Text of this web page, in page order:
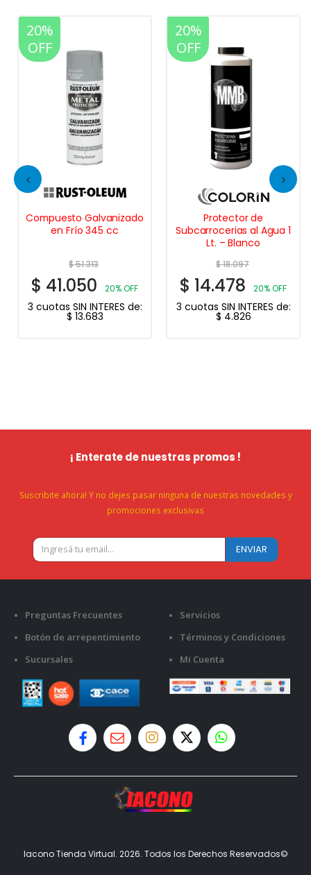
20%
OFF
Compuesto Galvanizado
en Frío 345 cc
$51.313
$ 41.050 20% OFF
3 cuotas SIN INTERES de:
$ 13.683
20%
OFF
Protector de
Subcarrocerias al Agua 1
Lt. – Blanco
$18.097
$ 14.478 20% OFF
3 cuotas SIN INTERES de:
$ 4.826
¡ Enterate de nuestras promos !
Suscribite ahora! Y no dejes pasar ninguna de nuestras novedades y
promociones exclusivas
Preguntas Frecuentes
Botón de arrepentimiento
Sucursales
Servicios
Términos y Condiciones
Mi Cuenta
Iacono Tienda Virtual. 2026. Todos los Derechos Reservados©